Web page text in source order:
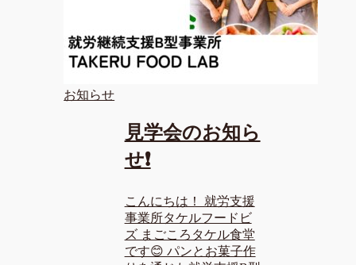
お知らせ
見学会のお知ら
せ❗
こんにちは！ 就労支援
事業所タケルフードビ
ズ まごころタケル食堂
です😊 パンとお菓子作